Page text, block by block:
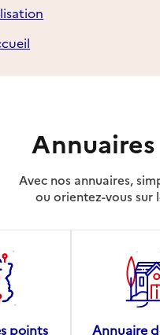
Avec nos annuaires,
ou orientez-vous sur
points
Annuaire